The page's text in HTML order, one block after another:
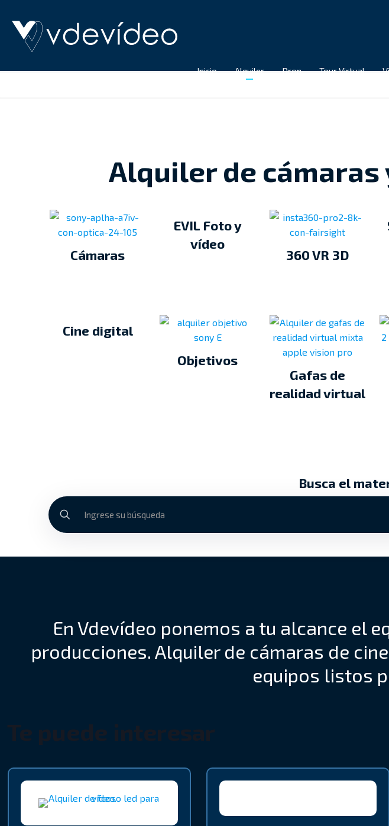
Inicio Alquiler Dron Tour Virtual
Descuentos por
alquileres de
larga duración
Especializados
en producción de
vídeo 360 3D
Alquiler de
Cámaras
EVIL Foto y
vídeo
360 VR 3D
Cine digital
Objetivos
Gafas de
realidad virtual
Busca el
En Vdevídeo ponemos a tu alcance el
producciones. Alquiler de cámaras de
equipos listos